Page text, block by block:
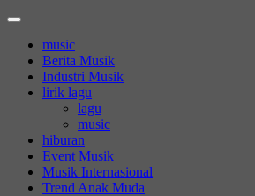
Skip
contentmusic
Berita Musik
Industri Musik
lirik lagu
lagu
music
hiburan
Event Musik
Musik Internasional
Trend Anak Muda